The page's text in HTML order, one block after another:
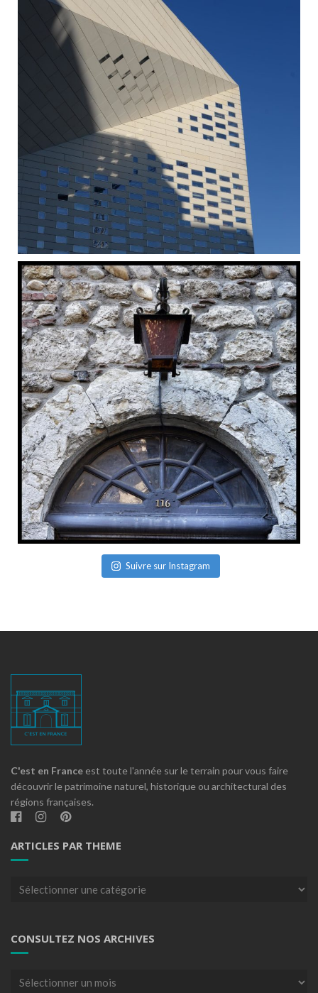
Suivre sur Instagram
C'est en France est toute l'année sur le terrain pour vous faire
découvrir le patrimoine naturel, historique ou architectural des
régions françaises.
ARTICLES PAR THEME
Articles
CONSULTEZ NOS ARCHIVES
Consultez